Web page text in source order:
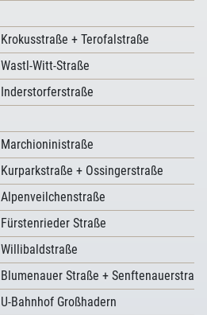
Krokusstraße + Terofalstraße
Wastl-Witt-Straße
Inderstorferstraße
Marchioninistraße
Kurparkstraße + Ossingerstraße
Alpenveilchenstraße
Fürstenrieder Straße
Willibaldstraße
Blumenauer Straße + Senftenauerstraße
U-Bahnhof Großhadern